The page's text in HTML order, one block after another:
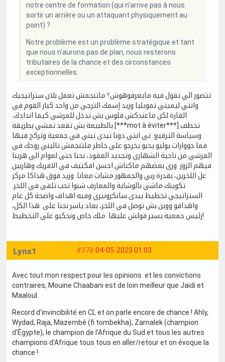
notre centre de formation (qui n'arrive pas à nous
sortir un arrière ou un attaquant physiquement au
point) ?
Notre problème est un problème stratégique et tant
que nous n'aurons pas de plan, nous resterons
tributaires de la chance et des circonstances
exceptionnelles.
تتصور الي تقول فيه مايعرفوهوش؟ ماتنجمش تعمل بلان ستراتيجيك
وانتي ليميتي تمويليا وزيد إسمك الترجي من واحد كبار القوم في
القارة لكن ماعندكش فلوس بش تدخل للمرشي كيما اندادك.
بالطبيعة بش تقعد تمشي بطريقة [***mot à éviter***] تخطف
وسياسة الترقيع. تي انتي دوبا تبدى تبني في جمعية وتركح فيها
فما جووارات يوليو يحبو يخرجو على خاطر ملتنجمش تاليني روحك في
المرشي من ناحية الشهاري وتجديد العقود، نحنا حتى لعوام الي هزينا
فيهم الزوز ورى بعضهم ماكناش احسن افكتيف في الافريك وهاربين
عل اللخرين، بقدرة ربي والجمهور مشات معانا. وزيد فوق هذاكا مركز
تكوينك ماشي بالوشاية والمعارف شنوا تحب تلقى في اللخر.
الستراتيجي تخطيط يبدى سانكرونيزي وفيه اهداف واضحة كل عام
واهدافو ووين بش توصل في اللخر، بعاد ياسر نحنا على هذا الكل،
رئيس جمعية يسير قولش عليها ملك خاص ونحكيو على التخطيط!
#378 04-05-2023 01:03
Lynx1
Avec tout mon respect pour les opinions et les convictions
contraires, Mouine Chaabani est de loin meilleur que Jaidi et
Maaloul.
Record d'invincibilité en CL et on parle encore de chance ! Ahly,
Wydad, Raja, Mazembé (fi tombekha), Zamalek (champion
d'Égypte), le champion de l'Afrique du Sud et tous les autres
champions d'Afrique tous tous en aller/retour et on évoque la
chance !